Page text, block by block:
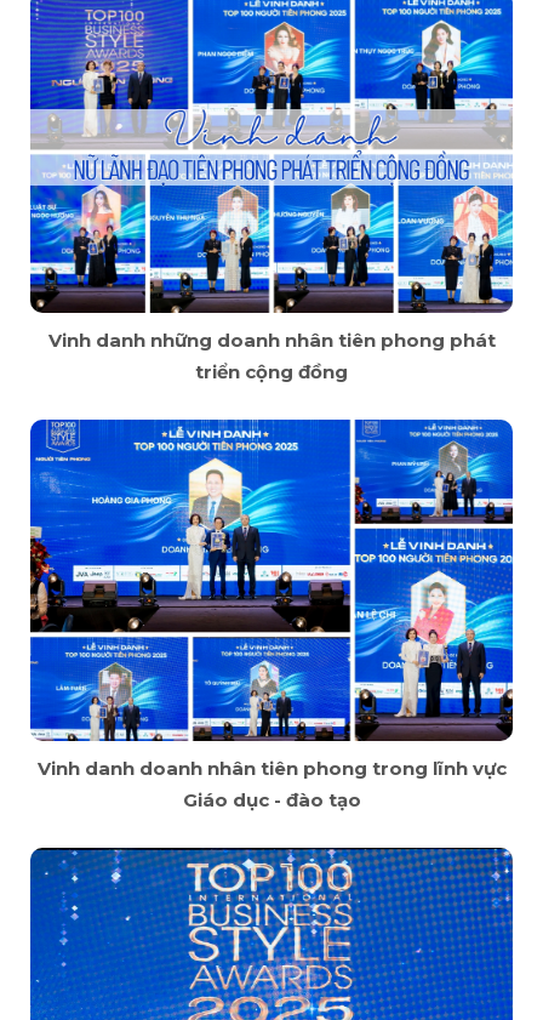
Vinh danh những doanh nhân tiên phong phát
triển cộng đồng
Vinh danh doanh nhân tiên phong trong lĩnh vực
Giáo dục - đào tạo